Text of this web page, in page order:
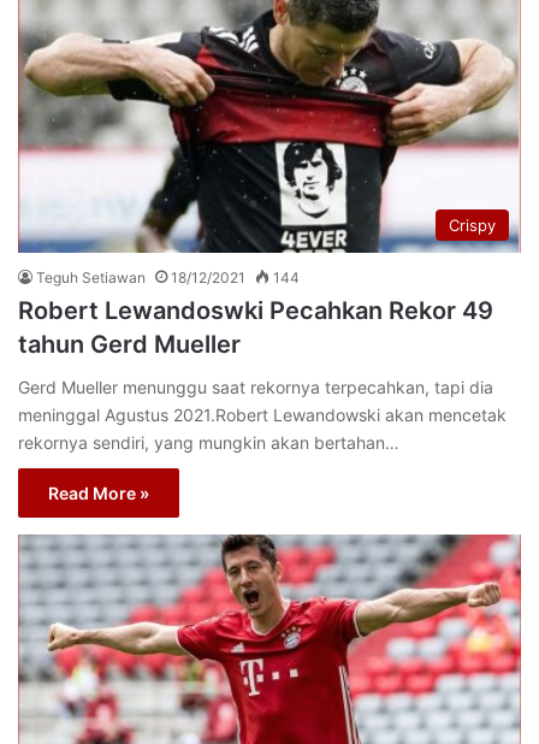
Crispy
Teguh Setiawan 18/12/2021 144
Robert Lewandoswki Pecahkan Rekor 49
tahun Gerd Mueller
Gerd Mueller menunggu saat rekornya terpecahkan, tapi dia
meninggal Agustus 2021.Robert Lewandowski akan mencetak
rekornya sendiri, yang mungkin akan bertahan…
Read More »